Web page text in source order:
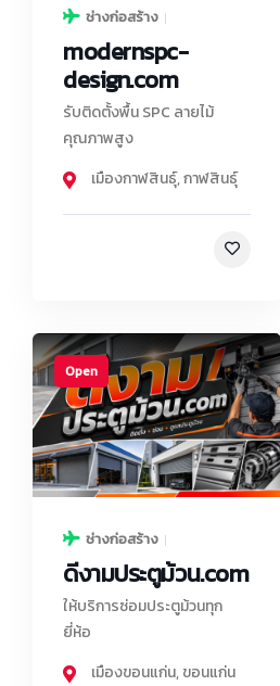
ช่างก่อสร้าง
modernspc-
design.com
รับติดตั้งพื้น SPC ลายไม้
คุณภาพสูง
เมืองกาฬสินธุ์,กาฬสินธุ์
Open
ช่างก่อสร้าง
ดีงามประตูม้วน.com
ให้บริการซ่อมประตูม้วนทุก
ยี่ห้อ
เมืองขอนแก่น,ขอนแก่น